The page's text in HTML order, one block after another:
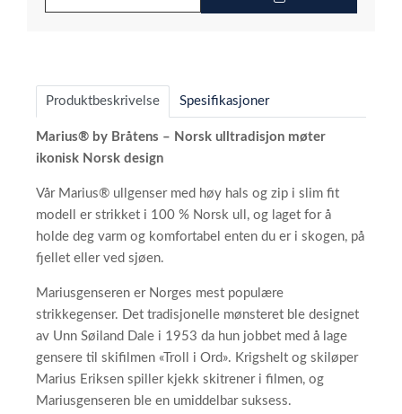
Produktbeskrivelse Spesifikasjoner
Marius® by Bråtens – Norsk ulltradisjon møter
ikonisk Norsk design
Vår Marius® ullgenser med høy hals og zip i slim fit
modell er strikket i 100 % Norsk ull, og laget for å
holde deg varm og komfortabel enten du er i skogen, på
fjellet eller ved sjøen.
Mariusgenseren er Norges mest populære
strikkegenser. Det tradisjonelle mønsteret ble designet
av Unn Søiland Dale i 1953 da hun jobbet med å lage
gensere til skifilmen «Troll i Ord». Krigshelt og skiløper
Marius Eriksen spiller kjekk skitrener i filmen, og
Mariusgenseren ble en umiddelbar suksess.